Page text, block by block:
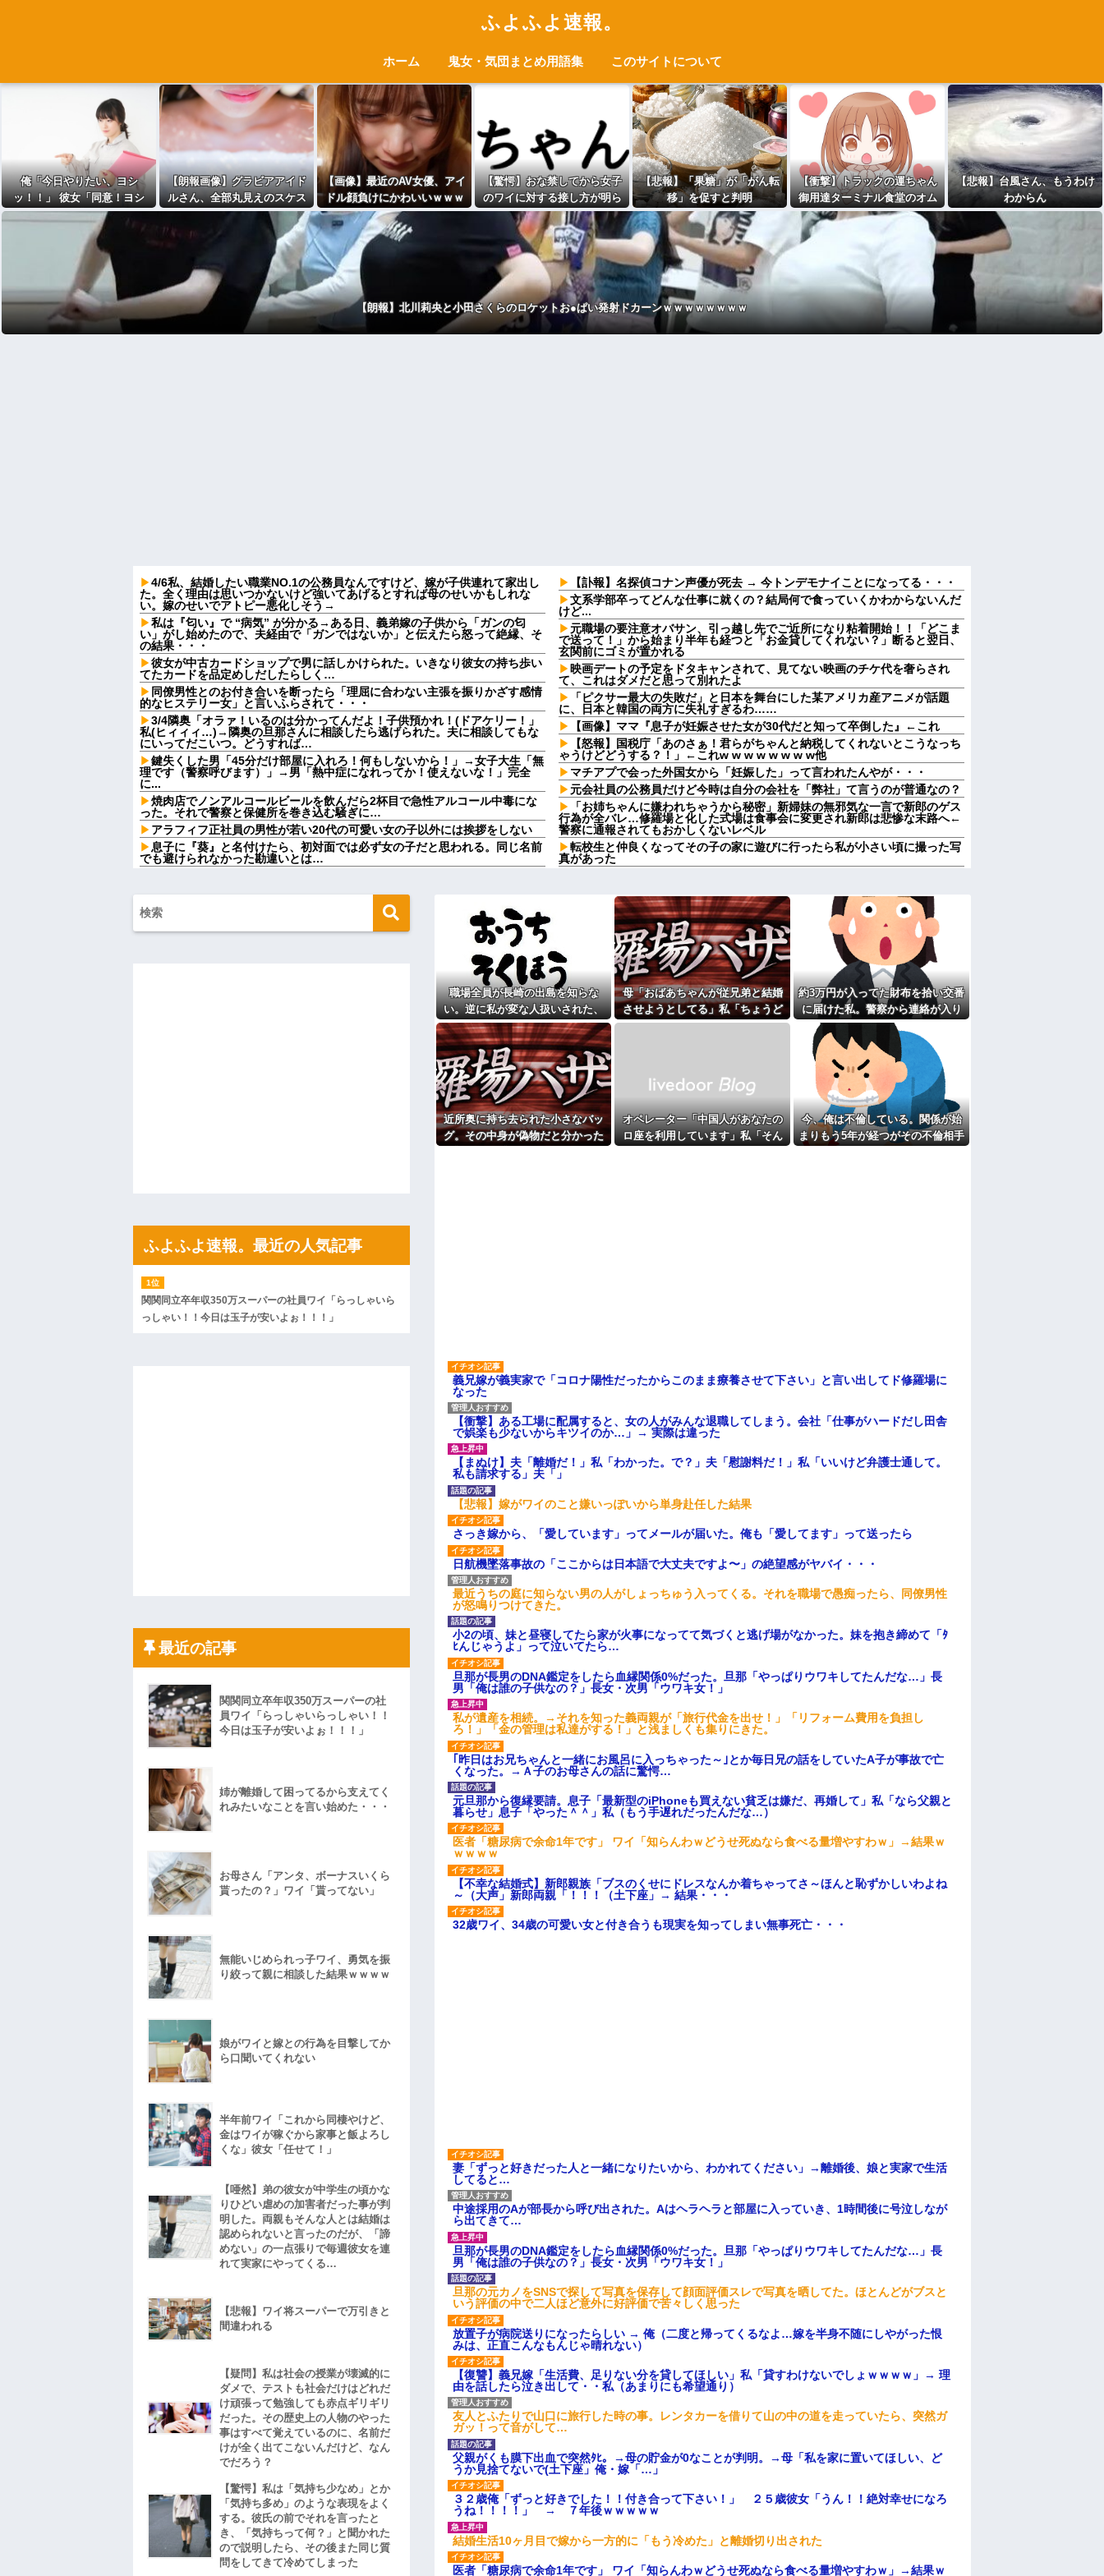
ふよふよ速報。
ホーム 鬼女・気団まとめ用語集 このサイトについて
俺「今日やりたい、ヨシ
ッ！！」 彼女「同意！ヨシ
ッ！」 俺＆彼女「ご安全
に！！！」⇒ｗｗ
【朗報画像】グラビアアイド
ルさん、全部丸見えのスケス
ケお胸を投稿ｗｗｗｗｗｗｗ
【画像】最近のAV女優、アイ
ドル顔負けにかわいいｗｗｗ
ｗｗ
【驚愕】おな禁してから女子
のワイに対する接し方が明ら
かに変わったwwww
【悲報】「果糖」が「がん転
移」を促すと判明
【衝撃】トラックの運ちゃん
御用達ターミナル食堂のオム
ライスが強すぎるｗｗｗｗｗ
【悲報】台風さん、もうわけ
わからん
【朗報】北川莉央と小田さくらのロケットお●ぱい発射ドカーンｗｗｗｗｗｗｗｗ
4/6私、結婚したい職業NO.1の公務員なんですけど、嫁が子供連れて家出し
た。全く理由は思いつかないけど強いてあげるとすれば母のせいかもしれな
い。嫁のせいでアトピー悪化しそう→
私は『匂い』で “病気” が分かる→ある日、義弟嫁の子供から「ガンの匂
い」がし始めたので、夫経由で「ガンではないか」と伝えたら怒って絶縁、そ
の結果・・・
彼女が中古カードショップで男に話しかけられた。いきなり彼女の持ち歩い
てたカードを品定めしだしたらしく…
同僚男性とのお付き合いを断ったら「理屈に合わない主張を振りかざす感情
的なヒステリー女」と言いふらされて・・・
3/4隣奥「オラァ！いるのは分かってんだよ！子供預かれ！(ドアケリー！」
私(ヒィィィ…)→隣奥の旦那さんに相談したら逃げられた。夫に相談してもな
にいってだこいつ。どうすれば…
鍵失くした男「45分だけ部屋に入れろ！何もしないから！」→女子大生「無
理です（警察呼びます）」→男「熱中症になれってか！使えないな！」完全
に...
焼肉店でノンアルコールビールを飲んだら2杯目で急性アルコール中毒にな
った。それで警察と保健所を巻き込む騒ぎに…
アラフィフ正社員の男性が若い20代の可愛い女の子以外には挨拶をしない
息子に『葵』と名付けたら、初対面では必ず女の子だと思われる。同じ名前
でも避けられなかった勘違いとは…
親父「ストレス解消に踊るぞ！」通行人「変質者がいる！」警察「署まで来
てもらいます」→まさか川へ飛び込む騒ぎになり…
【は？】 停車中、車にぶつけられた私「警察呼ぶ」相手のおばさん「今時間
ないんだけど！警察何分で来るの！？早くしろ！怒」私「はぁ？」そこへ警...
【爆笑動画】ママさん「新しい洗濯機買って1発目に回したらコレw」←こw
【画像】カリスマ美容師さん、ココリコ田中みたいなチー牛を大変身させた
【画像】令和最新版の宇垣美里さん←こう言うのでいいんだよが目一杯詰ま
【画像】ディズニーのおいなり巻（600円）、流石にアレすぎて賛否両論の
【衝撃】ジャンポケ斉藤の被害女性「バウムクーヘン売ったりTikTokライブ
【悲報】 ワイ「ラーメン一袋だけじゃ足らんわ！二袋作ったろ！」→結果ｗ
ハードオフに売っていた4万4000円のフィギュアがヤバすぎるｗｗｗｗｗｗ
後続車にクラクションを鳴らされ彼氏が逆切れ。「何クラクション鳴らして
んだ！降りてこいよ！」と怒鳴りだし...
【衝撃】報酬100万円超の治験募集がこちらｗｗｗｗｗ(※画像あり)
【ネット騒然】惨殺されたタワマン頂き女子のこの動画、すげえええええｗ
ｗｗｗｗｗｗｗｗｗｗ
【愕然】白のクラウン俺氏、高速道路左車線を制限速度で走った結果
wwwwwwwwwwww
【悲報】佐藤輝明・・・２軍でも盛大にやらかす←あまり悲しませないでく
【訃報】名探偵コナン声優が死去 → 今トンデモナイことになってる・・・
文系学部卒ってどんな仕事に就くの？結局何で食っていくかわからないんだ
けど...
元職場の要注意オバサン、引っ越し先でご近所になり粘着開始！！「どこま
で送って！」から始まり半年も経つと「お金貸してくれない？」断ると翌日、
玄関前にゴミが置かれる
映画デートの予定をドタキャンされて、見てない映画のチケ代を奢らされ
て、これはダメだと思って別れたよ
「ピクサー最大の失敗だ」と日本を舞台にした某アメリカ産アニメが話題
に、日本と韓国の両方に失礼すぎるわ……
【画像】ママ『息子が妊娠させた女が30代だと知って卒倒した』←これ
【怒報】国税庁「あのさぁ！君らがちゃんと納税してくれないとこうなっち
ゃうけどどうする？！」←これw w w w w w w w他
マチアプで会った外国女から「妊娠した」って言われたんやが・・・
元会社員の公務員だけど今時は自分の会社を「弊社」て言うのが普通なの？
「お姉ちゃんに嫌われちゃうから秘密」新婦妹の無邪気な一言で新郎のゲス
行為が全バレ…修羅場と化した式場は食事会に変更され新郎は悲惨な末路へ←
警察に通報されてもおかしくないレベル
転校生と仲良くなってその子の家に遊びに行ったら私が小さい頃に撮った写
真があった
←タダで働く嫁がいるわけないだろ
母が長年ウワキ→私｢金がないなら浮気野郎共から慰謝料ふんだくってよ！
そしたら奨学金借りなくても大学行けるじゃん！｣父｢何を言ってるんだ？｣私
部下に厳しく、人付き合いも悪い上司は陰口の対象によくなっていた
が・・・
文系学部卒ってどんな仕事に就くの？結局何で食っていくかわからないんだ
けど...
【人口激変】日本人が減り「外国人が増えた」自治体ランキング、1位大阪
市 2位横浜市 3位名古屋市 4位京都市 5位川口市 日本人の不安高まる
お盆になると旦那の祖父母宅に５泊くらいさせられる。旦那は「行かなくて
いいよ」って言うんだけどトメに誘われると断れなくなってしまう
【驚愕】サークルで付き合った男が既婚者だった！しかも妻から直接電話が
来たんだがｗｗｗｗ
転校生と仲良くなってその子の家に遊びに行ったら私が小さい頃に撮った写
真があった
主な税金の成り立ちを調べてみたよ
職場全員が長崎の出島を知らな
い。逆に私が変な人扱いされた、
一般常識だと思ってたのに
母「おばあちゃんが従兄弟と結婚
させようとしてる」私「ちょうど
いい、その話利用するわ」→3日後
約3万円が入ってた財布を拾い交番
に届けた私。警察から連絡が入り
その金が私のものになった結果...
近所奥に持ち去られた小さなバッ
グ。その中身が偽物だと分かった
オペレーター「中国人があなたの
ロ座を利用しています」私「そん
今、俺は不倫している。関係が始
まりもう5年が経つがその不倫相手
義兄嫁が義実家で「コロナ陽性だったからこのまま療養させて下さい」と言い出してド修羅場に
なった
【衝撃】ある工場に配属すると、女の人がみんな退職してしまう。会社「仕事がハードだし田舎
で娯楽も少ないからキツイのか…」→ 実際は違った
【まぬけ】夫「離婚だ！」私「わかった。で？」夫「慰謝料だ！」私「いいけど弁護士通して。
私も請求する」夫「」
【悲報】嫁がワイのこと嫌いっぽいから単身赴任した結果
さっき嫁から、「愛しています」ってメールが届いた。俺も「愛してます」って送ったら
日航機墜落事故の「ここからは日本語で大丈夫ですよ〜」の絶望感がヤバイ・・・
最近うちの庭に知らない男の人がしょっちゅう入ってくる。それを職場で愚痴ったら、同僚男性
が怒鳴りつけてきた。
小2の頃、妹と昼寝してたら家が火事になってて気づくと逃げ場がなかった。妹を抱き締めて「ﾀ
ﾋんじゃうよ」って泣いてたら…
旦那が長男のDNA鑑定をしたら血縁関係0%だった。旦那「やっぱりウワキしてたんだな…」長
男「俺は誰の子供なの？」長女・次男「ウワキ女！」
私が遺産を相続。→それを知った義両親が「旅行代金を出せ！」「リフォーム費用を負担し
ろ！」「金の管理は私達がする！」と浅ましくも集りにきた。
｢昨日はお兄ちゃんと一緒にお風呂に入っちゃった～｣とか毎日兄の話をしていたA子が事故で亡
くなった。→Ａ子のお母さんの話に驚愕…
元旦那から復縁要請。息子「最新型のiPhoneも買えない貧乏は嫌だ、再婚して」私「なら父親と
暮らせ」息子「やった＾＾」私（もう手遅れだったんだな…）
医者「糖尿病で余命1年です」 ワイ「知らんわｗどうせ死ぬなら食べる量増やすわｗ」→結果ｗ
ｗｗｗｗ
【不幸な結婚式】新郎親族「ブスのくせにドレスなんか着ちゃってさ～ほんと恥ずかしいわよね
～（大声」新郎両親「！！！（土下座」→ 結果・・・
32歳ワイ、34歳の可愛い女と付き合うも現実を知ってしまい無事死亡・・・
妻「ずっと好きだった人と一緒になりたいから、わかれてください」→離婚後、娘と実家で生活
してると…
中途採用のAが部長から呼び出された。Aはヘラヘラと部屋に入っていき、1時間後に号泣しなが
ら出てきて…
旦那が長男のDNA鑑定をしたら血縁関係0%だった。旦那「やっぱりウワキしてたんだな…」長
男「俺は誰の子供なの？」長女・次男「ウワキ女！」
旦那の元カノをSNSで探して写真を保存して顔面評価スレで写真を晒してた。ほとんどがブスと
いう評価の中で二人ほど意外に好評価で苦々しく思った
放置子が病院送りになったらしい → 俺（二度と帰ってくるなよ…嫁を半身不随にしやがった恨
みは、正直こんなもんじゃ晴れない）
【復讐】義兄嫁「生活費、足りない分を貸してほしい」私「貸すわけないでしょｗｗｗｗ」→ 理
由を話したら泣き出して・・私（あまりにも希望通り）
友人とふたりで山口に旅行した時の事。レンタカーを借りて山の中の道を走っていたら、突然ガ
ガッ！って音がして…
父親がくも膜下出血で突然ﾀﾋ。→母の貯金が0なことが判明。→母「私を家に置いてほしい、ど
うか見捨てないで(土下座」俺・嫁「…」
３２歳俺「ずっと好きでした！！付き合って下さい！」 ２５歳彼女「うん！！絶対幸せになろ
うね！！！！」 → ７年後ｗｗｗｗｗ
結婚生活10ヶ月目で嫁から一方的に「もう冷めた」と離婚切り出された
医者「糖尿病で余命1年です」 ワイ「知らんわｗどうせ死ぬなら食べる量増やすわｗ」→結果ｗ
ふよふよ速報。最近の人気記事
関関同立卒年収350万スーパーの社員ワイ「らっしゃいら
っしゃい！！今日は玉子が安いよぉ！！！」
最近の記事
関関同立卒年収350万スーパーの社
員ワイ「らっしゃいらっしゃい！！
今日は玉子が安いよぉ！！！」
姉が離婚して困ってるから支えてく
れみたいなことを言い始めた・・・
お母さん「アンタ、ボーナスいくら
貰ったの？」ワイ「貰ってない」
無能いじめられっ子ワイ、勇気を振
り絞って親に相談した結果ｗｗｗｗ
娘がワイと嫁との行為を目撃してか
ら口聞いてくれない
半年前ワイ「これから同棲やけど、
金はワイが稼ぐから家事と飯よろし
くな」彼女「任せて！」
【唖然】弟の彼女が中学生の頃かな
りひどい虐めの加害者だった事が判
明した。両親もそんな人とは結婚は
認められないと言ったのだが、「諦
めない」の一点張りで毎週彼女を連
れて実家にやってくる…
【悲報】ワイ将スーパーで万引きと
間違われる
【疑問】私は社会の授業が壊滅的に
ダメで、テストも社会だけはどれだ
け頑張って勉強しても赤点ギリギリ
だった。その歴史上の人物のやった
事はすべて覚えているのに、名前だ
けが全く出てこないんだけど、なん
でだろう？
【驚愕】私は「気持ち少なめ」とか
「気持ち多め」のような表現をよく
する。彼氏の前でそれを言ったと
き、「気持ちって何？」と聞かれた
ので説明したら、その後また同じ質
問をしてきて冷めてしまった